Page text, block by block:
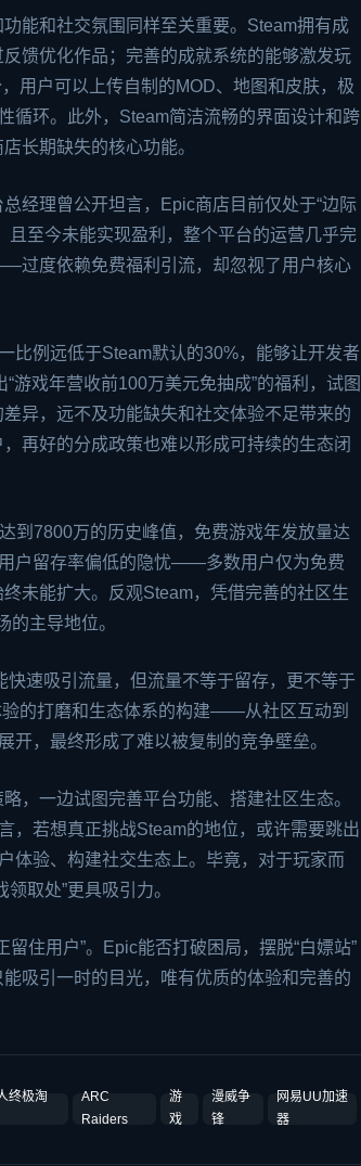
能和社交氛围同样至关重要。Steam拥有成
馈优化作品；完善的成就系统的能够激发玩
用户可以上传自制的MOD、地图和皮肤，极
循环。此外，Steam简洁流畅的界面设计和跨
长期缺失的核心功能。
经理曾公开坦言，Epic商店目前仅处于“边际
且至今未能实现盈利，整个平台的运营几乎完
过度依赖免费福利引流，却忽视了用户核心
比例远低于Steam默认的30%，能够让开发者
戏年营收前100万美元免抽成”的福利，试图
异，远不及功能缺失和社交体验不足带来的
再好的分成政策也难以形成可持续的生态闭
到7800万的历史峰值，免费游戏年发放量达
户留存率偏低的隐忧——多数用户仅为免费
未能扩大。反观Steam，凭借完善的社区生
主导地位。
快速吸引流量，但流量不等于留存，更不等于
的打磨和生态体系的构建——从社区互动到
开，最终形成了难以被复制的竞争壁垒。
，一边试图完善平台功能、搭建社区生态。
，若想真正挑战Steam的地位，或许需要跳出
体验、构建社交生态上。毕竟，对于玩家而
取处”更具吸引力。
住用户”。Epic能否打破困局，摆脱“白嫖站”
吸引一时的目光，唯有优质的体验和完善的
终极淘
ARC
Raiders
游
戏
漫威争
锋
网易UU加速
器